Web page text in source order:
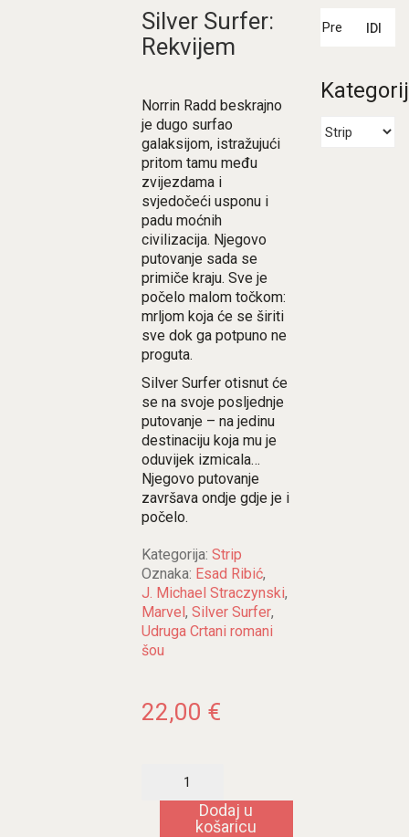
Silver Surfer:
Rekvijem
Norrin Radd beskrajno
je dugo surfao
galaksijom, istražujući
pritom tamu među
zvijezdama i
svjedočeći usponu i
padu moćnih
civilizacija. Njegovo
putovanje sada se
primiče kraju. Sve je
počelo malom točkom:
mrljom koja će se širiti
sve dok ga potpuno ne
proguta.
Silver Surfer otisnut će
se na svoje posljednje
putovanje – na jedinu
destinaciju koja mu je
oduvijek izmicala…
Njegovo putovanje
završava ondje gdje je i
počelo.
Kategorija: Strip
Oznaka: Esad Ribić,
J. Michael Straczynski,
Marvel, Silver Surfer,
Udruga Crtani romani
šou
22,00 €
Rekvijem Dodaj u
košaricu
IDI